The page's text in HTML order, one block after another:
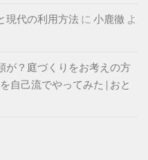
現代の利用方法 に 小鹿徹 よ
が？庭づくりをお考えの方
自己流でやってみた | おと